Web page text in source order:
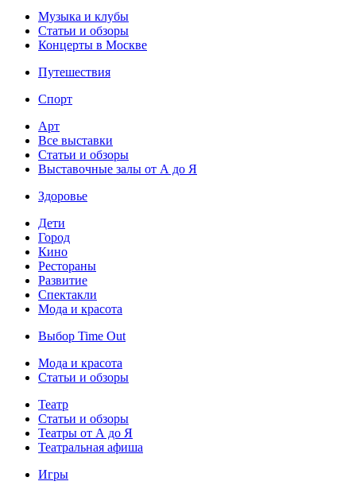
Музыка и клубы
Статьи и обзоры
Концерты в Москве
Путешествия
Спорт
Арт
Все выставки
Статьи и обзоры
Выставочные залы от А до Я
Здоровье
Дети
Город
Кино
Рестораны
Развитие
Спектакли
Мода и красота
Выбор Time Out
Мода и красота
Статьи и обзоры
Театр
Статьи и обзоры
Театры от А до Я
Театральная афиша
Игры